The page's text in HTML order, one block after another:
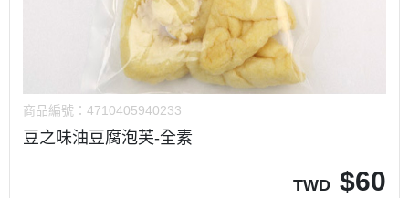
商品編號： 4710405940233
豆之味油豆腐泡芙-全素
TWD $60